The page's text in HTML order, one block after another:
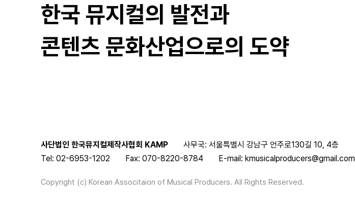
한국 뮤지컬의 발전과
콘텐츠 문화산업으로의 도약
사단법인 한국뮤지컬제작사협회 KAMP
사무국: 서울특별시 강남구 언주로130길 10, 4층
Tel: 02-6953-1202
Fax: 070-8220-8784 E-mail: kmusicalproducers@gmail.com
Copyright (c) Korean Associtaion of Musical Producers. All Rights Reserved.